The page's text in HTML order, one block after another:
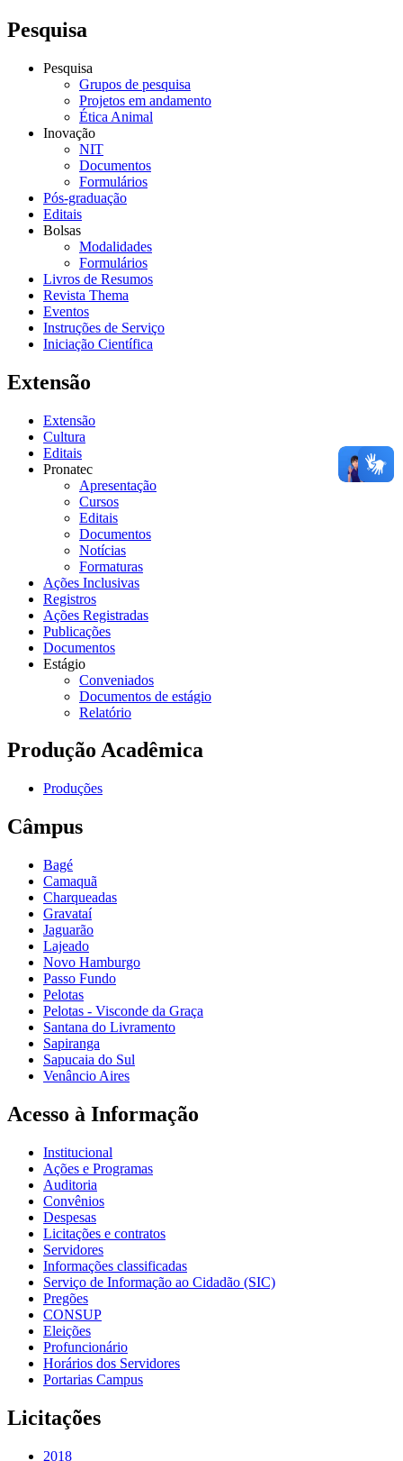
Pesquisa
Pesquisa
Grupos de pesquisa
Projetos em andamento
Ética Animal
Inovação
NIT
Documentos
Formulários
Pós-graduação
Editais
Bolsas
Modalidades
Formulários
Livros de Resumos
Revista Thema
Eventos
Instruções de Serviço
Iniciação Científica
Extensão
Extensão
Cultura
Editais
Pronatec
Apresentação
Cursos
Editais
Documentos
Notícias
Formaturas
Ações Inclusivas
Registros
Ações Registradas
Publicações
Documentos
Estágio
Conveniados
Documentos de estágio
Relatório
Produção Acadêmica
Produções
Câmpus
Bagé
Camaquã
Charqueadas
Gravataí
Jaguarão
Lajeado
Novo Hamburgo
Passo Fundo
Pelotas
Pelotas - Visconde da Graça
Santana do Livramento
Sapiranga
Sapucaia do Sul
Venâncio Aires
Acesso à Informação
Institucional
Ações e Programas
Auditoria
Convênios
Despesas
Licitações e contratos
Servidores
Informações classificadas
Serviço de Informação ao Cidadão (SIC)
Pregões
CONSUP
Eleições
Profuncionário
Horários dos Servidores
Portarias Campus
Licitações
2018